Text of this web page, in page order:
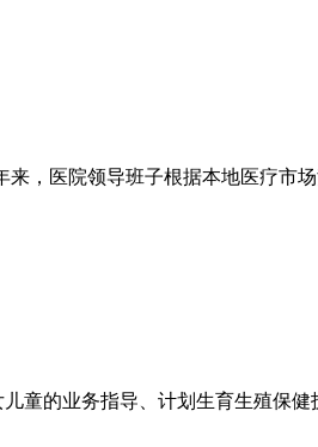
，医院领导班子根据本地医疗市
童的业务指导、计划生育生殖保健